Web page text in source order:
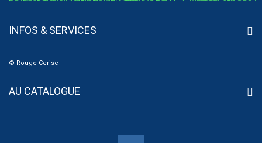
INFOS & SERVICES
© Rouge Cerise
AU CATALOGUE